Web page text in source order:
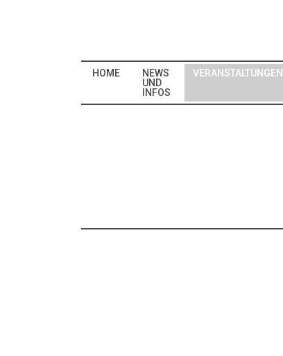
HOME
NEWS
UND
INFOS
VERANSTALTUNGEN